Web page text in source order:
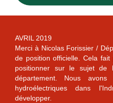
AVRIL 2019
Merci à Nicolas Forissier /
de position officielle. Cela
positionner sur le sujet de
département. Nous avons
hydroélectriques dans
développer.